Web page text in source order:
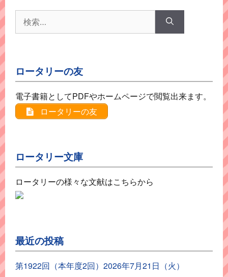
索:
ロータリーの友
電子書籍としてPDFやホームページで閲覧出来ます。
ロータリーの友
ロータリー文庫
ロータリーの様々な文献はこちらから
最近の投稿
第1922回（本年度2回）2026年7月21日（火）